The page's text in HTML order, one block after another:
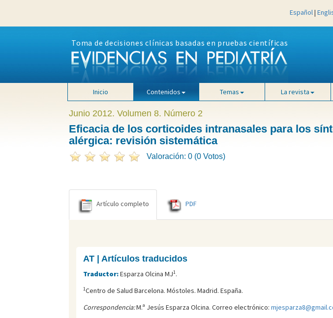
Español|
Toma de decisiones clínicas basadas en pruebas científicas
Inicio Contenidos Temas La revista
Junio 2012. Volumen 8. Número 2
Eficacia de los corticoides intranasales para los
alérgica: revisión sistemática
Valoración: 0 (0 Votos)
Artículo completo PDF
AT | Artículos traducidos
Traductor:Esparza Olcina MJ1.
1Centro de Salud Barcelona. Móstoles. Madrid. España.
Correspondencia:M.ª Jesús Esparza Olcina. Correo electrónico: